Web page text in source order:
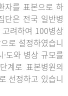
자를 표본으로 하
단은 전국 일반병
려하여 100병상
로 설정하였습니
도와 병상 규모를
계로 표본병원의
선정하고 있습니